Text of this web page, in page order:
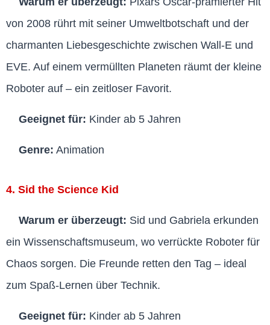
von 2008 rührt mit seiner Umweltbotschaft und der
charmanten Liebesgeschichte zwischen Wall-E und
EVE. Auf einem vermüllten Planeten räumt der kleine
Roboter auf – ein zeitloser Favorit.
Geeignet für: Kinder ab 5 Jahren
Genre: Animation
4. Sid the Science Kid
Warum er überzeugt: Sid und Gabriela erkunden
ein Wissenschaftsmuseum, wo verrückte Roboter für
Chaos sorgen. Die Freunde retten den Tag – ideal
zum Spaß-Lernen über Technik.
Geeignet für: Kinder ab 5 Jahren